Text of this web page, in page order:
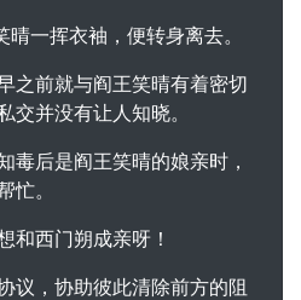
一挥衣袖，便转身离去。
前就与阎王笑晴有着密切
交并没有让人知晓。
后是阎王笑晴的娘亲时，
忙。
西门朔成亲呀！
，协助彼此清除前方的阻